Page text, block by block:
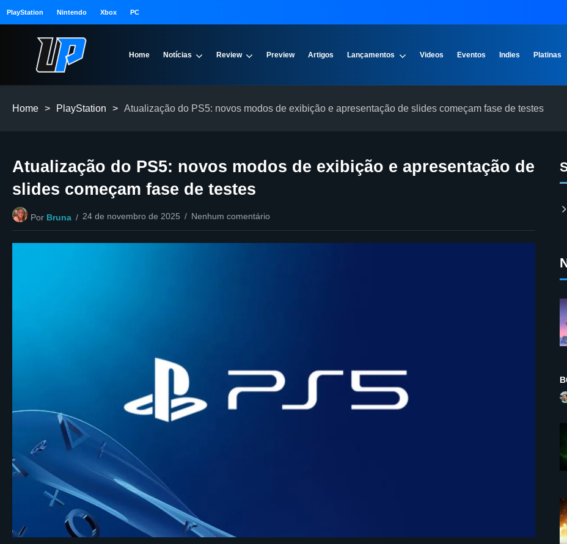
PlayStation Nintendo Xbox PC
Home Notícias Review Preview Artigos Lançamentos Videos Eventos Indies Platinas
Home > PlayStation > Atualização do PS5: novos modos de exibição e apresentação de slides começam fase de testes
Atualização do PS5: novos modos de exibição e apresentação de
slides começam fase de testes
Por Bruna 24 de novembro de 2025 Nenhum comentário